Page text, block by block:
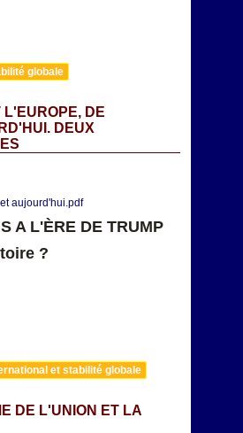
globale
L'EUROPE, DE
DEUX
aujourd'hui.pdf
A L'ÈRE DE TRUMP
?
et stabilité globale
DE L'UNION ET LA